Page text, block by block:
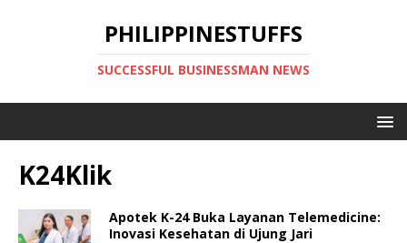
PHILIPPINESTUFFS
SUCCESSFUL BUSINESSMAN NEWS
K24Klik
Apotek K-24 Buka Layanan Telemedicine:
Inovasi Kesehatan di Ujung Jari